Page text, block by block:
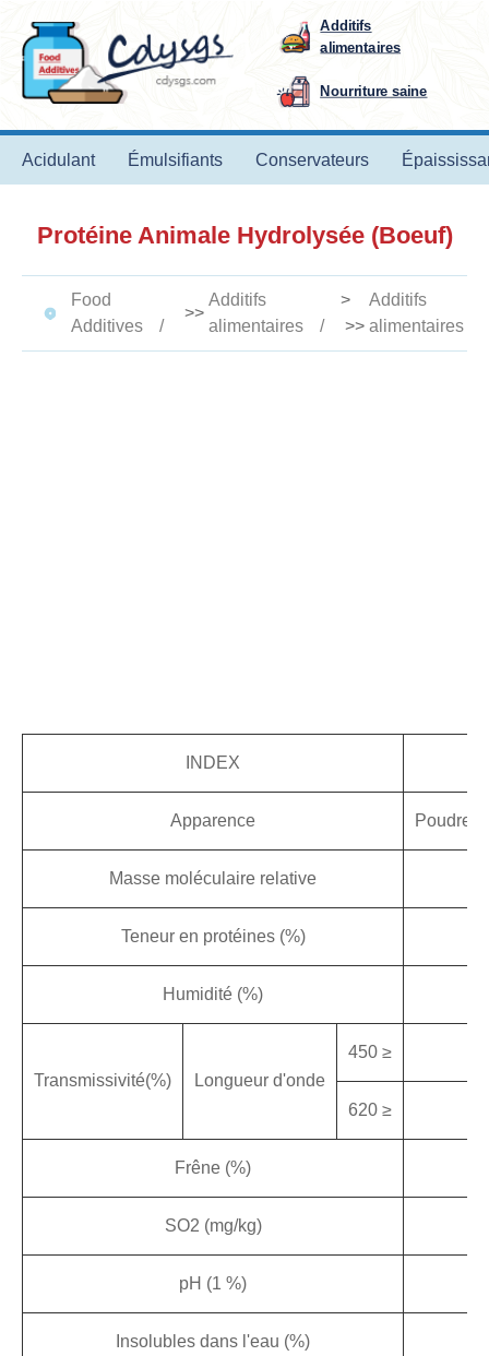
Additifs
alimentaires
Nourriture saine
Acidulant Émulsifiants Conservateurs
Protéine Animale Hydrolysée (Boeuf)
Food
Additives
>>
Additifs
alimentaires
>
>>
Additifs
alimentaires
INDEX
Apparence Poudre
Masse moléculaire relative
Teneur en protéines (%)
Humidité (%)
Transmissivité(%) Longueur d'onde
450 ≥
620 ≥
Frêne (%)
SO2 (mg/kg)
pH (1 %)
Insolubles dans l'eau (%)